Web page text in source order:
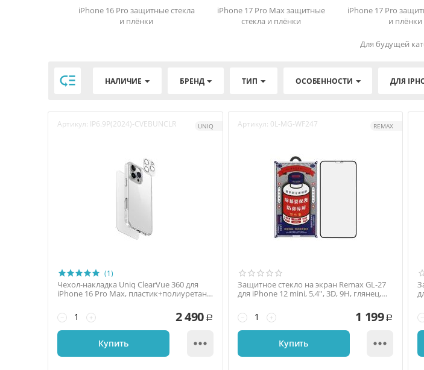
iPhone 16 Pro защитные стекла
и плёнки
iPhone 17 Pro Max защитные
стекла и плёнки
iPhone 17 Pro
и плёнки
Для будущей
 НАЛИЧИЕ БРЕНД ТИП ОСОБЕННОСТИ ДЛЯ
Артикул: IP6.9P(2024)-CVEBUNCLR
(1)
UNIQ
Чехол-накладка Uniq ClearVue 360 для
iPhone 16 Pro Max, пластик+полиуретан
+
− 2 490 Р
Купить 
Артикул: 0L-MG-WF247 REMAX
Защитное стекло на экран Remax GL-27
для iPhone 12 mini, 5,4'', 3D, 9H, глянец,
+
− 1 199 Р
Купить 
−